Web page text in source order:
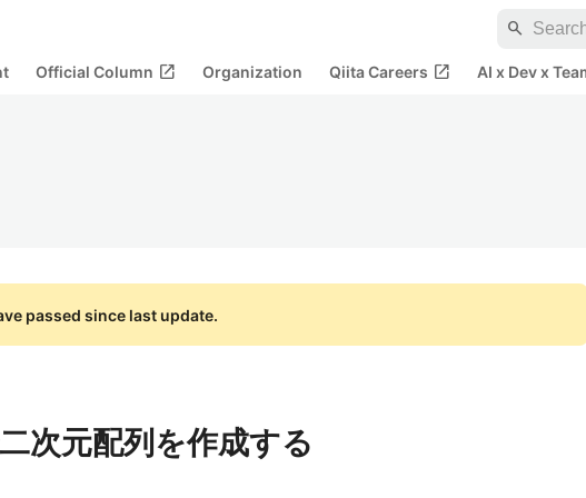
search
Official Column open_in_new Organization Qiita Careers open_in_new AI x Dev x
passed since last update.
次元配列を作成する